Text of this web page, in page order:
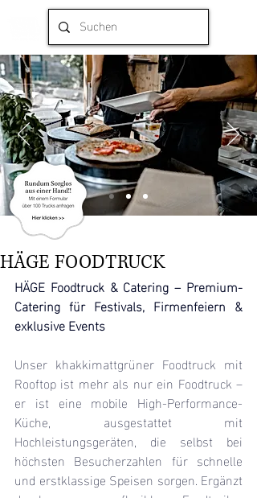
HÄGE FOODTRUCK
HÄGE Foodtruck & Catering – Premium-
Catering für Festivals, Firmenfeiern &
exklusive Events
Unser khakkimattgrüner Foodtruck mit
Rooftop ist mehr als nur ein Foodtruck –
er ist eine mobile High-Performance-
Küche, ausgestattet mit
Hochleistungsgeräten, die selbst bei
höchsten Besucherzahlen für schnelle
und erstklassige Speisen sorgen. Ergänzt